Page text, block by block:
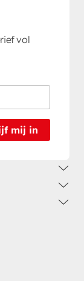
vol
mij in